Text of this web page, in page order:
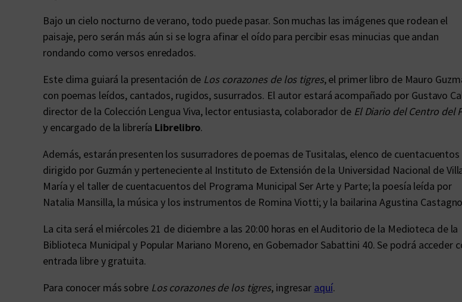
Bajo un cielo nocturno de verano, todo puede pasar. Son muchas las imágenes que rodean el
paisaje, pero serán más aún si se logra afinar el oído para percibir esas minucias que andan
rondando como versos enredados.
Este clima guiará la presentación de Los corazones de los tigres, el primer libro de Mauro
con poemas leídos, cantados, rugidos, susurrados. El autor estará acompañado por Gustavo
director de la Colección Lengua Viva, lector entusiasta, colaborador de El Diario del Centro del
y encargado de la librería Librelibro.
Además, estarán presenten los susurradores de poemas de Tusitalas, elenco de cuentacuentos
dirigido por Guzmán y perteneciente al Instituto de Extensión de la Universidad Nacional de
María y el taller de cuentacuentos del Programa Municipal Ser Arte y Parte; la poesía leída por
Natalia Mansilla, la música y los instrumentos de Romina Viotti; y la bailarina Agustina
La cita será el miércoles 21 de diciembre a las 20:00 horas en el Auditorio de la Medioteca de la
Biblioteca Municipal y Popular Mariano Moreno, en Gobernador Sabattini 40. Se podrá acceder
entrada libre y gratuita.
Para conocer más sobre Los corazones de los tigres, ingresar aquí.